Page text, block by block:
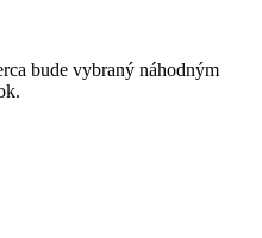
bude vybraný náhodným